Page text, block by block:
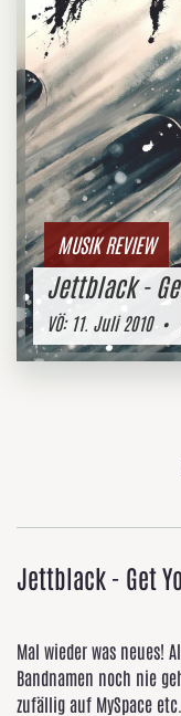
MUSIK REVIEW
Jettblack -
VÖ:11. Juli 2010•
Jettblack - Get
Mal wieder was neues!
Bandnamen noch nie
zufällig auf MySpace